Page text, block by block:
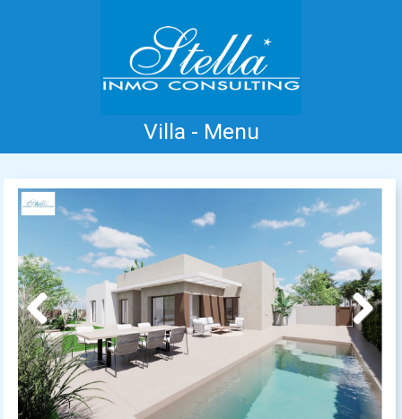
Villa - Menu
Accueil Costa Blanca Vente Location
Nouvelle Construction
Information
Références
Contact
Previous Next